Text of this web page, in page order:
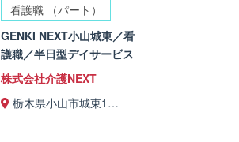
看護職 （パート）
GENKI NEXT小山城東／看
護職／半日型デイサービス
株式会社介護NEXT
栃木県小山市城東1…